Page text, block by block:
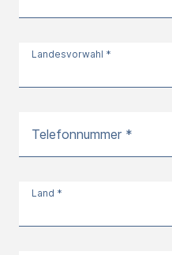
Landesvorwahl *
Telefonnummer *
Land *